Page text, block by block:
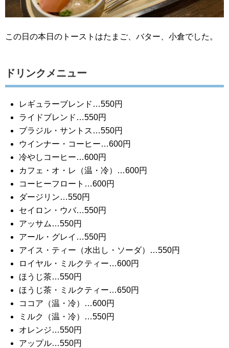
この日の本日のトーストはたまご、バター、小倉でした。
ドリンクメニュー
レギュラーブレンド…550円
ライドブレンド…550円
ブラジル・サントス…550円
ウインナー・コーヒー…600円
冷やしコーヒー…600円
カフェ・オ・レ（温・冷）…600円
コーヒーフロート…600円
ダージリン…550円
セイロン・ウバ…550円
アッサム…550円
アール・グレイ…550円
アイス・ティー（水出し・ソーダ）…550円
ロイヤル・ミルクティー…600円
ほうじ茶…550円
ほうじ茶・ミルクティー…650円
ココア（温・冷）…600円
ミルク（温・冷）…550円
オレンジ…550円
アップル…550円